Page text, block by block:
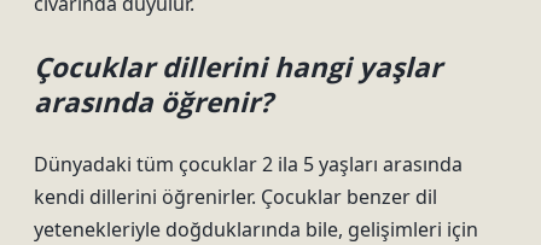
Çocuklar dillerini hangi yaşlar
arasında öğrenir?
Dünyadaki tüm çocuklar 2 ila 5 yaşları arasında
kendi dillerini öğrenirler. Çocuklar benzer dil
yetenekleriyle doğduklarında bile, gelişimleri için